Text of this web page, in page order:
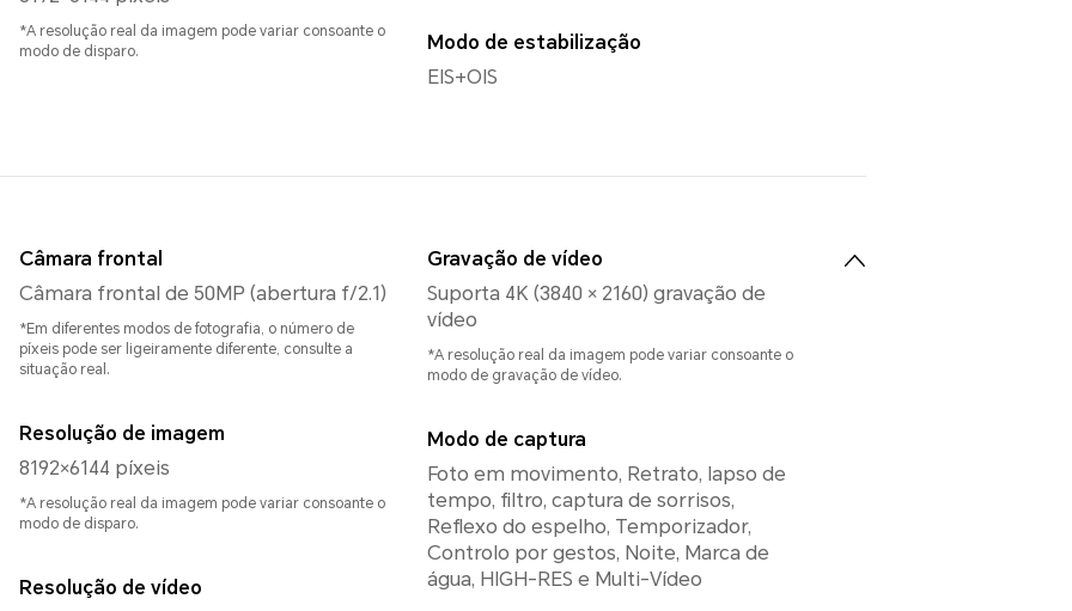
*A resolução real da imagem pode variar consoante o
modo de disparo.
Modo de estabilização
EIS+OIS
Câmara frontal
Câmara frontal de 50MP (abertura f/2.1)
*Em diferentes modos de fotografia, o número de
píxeis pode ser ligeiramente diferente, consulte a
situação real.
Resolução de imagem
8192×6144 píxeis
*A resolução real da imagem pode variar consoante o
modo de disparo.
Resolução de vídeo
Gravação de vídeo
Suporta 4K (3840 × 2160) gravação de
vídeo
*A resolução real da imagem pode variar consoante o
modo de gravação de vídeo.
Modo de captura
Foto em movimento, Retrato, lapso de
tempo, filtro, captura de sorrisos,
Reflexo do espelho, Temporizador,
Controlo por gestos, Noite, Marca de
água, HIGH-RES e Multi-Vídeo